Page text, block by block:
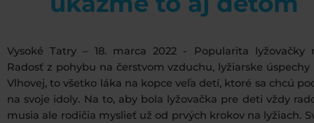
Vysoké Tatry – 18. marca 2022 - Popularita lyžovačky
Radosť z pohybu na čerstvom vzduchu, lyžiarske úspechy
Vlhovej, to všetko láka na kopce veľa detí, ktoré sa chcú
na svoje idoly. Na to, aby bola lyžovačka pre deti vždy
musia ale rodičia myslieť už od prvých krokov na lyžiach.